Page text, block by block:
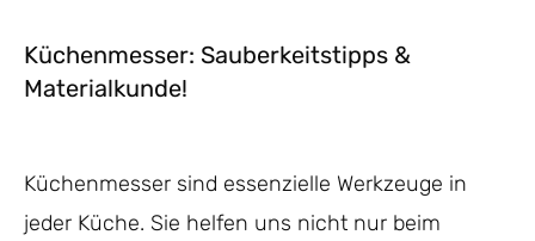
Küchenmesser: Sauberkeitstipps &
Materialkunde!
Küchenmesser sind essenzielle Werkzeuge in
jeder Küche. Sie helfen uns nicht nur beim